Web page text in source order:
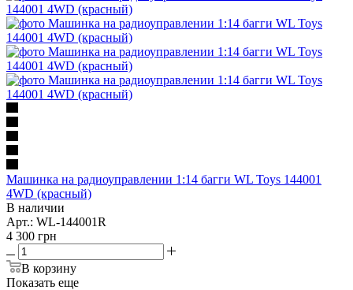
Машинка на радиоуправлении 1:14 багги WL Toys 144001
4WD (красный)
В наличии
Арт.: WL-144001R
4 300 грн
В корзину
Показать еще